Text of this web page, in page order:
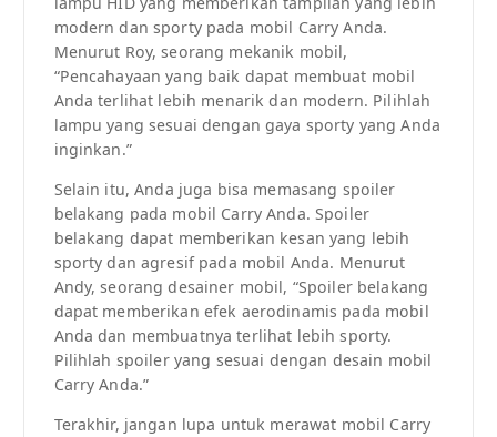
modern dan sporty pada mobil Carry Anda.
Menurut Roy, seorang mekanik mobil,
“Pencahayaan yang baik dapat membuat mobil
Anda terlihat lebih menarik dan modern. Pilihlah
lampu yang sesuai dengan gaya sporty yang Anda
inginkan.”
Selain itu, Anda juga bisa memasang spoiler
belakang pada mobil Carry Anda. Spoiler
belakang dapat memberikan kesan yang lebih
sporty dan agresif pada mobil Anda. Menurut
Andy, seorang desainer mobil, “Spoiler belakang
dapat memberikan efek aerodinamis pada mobil
Anda dan membuatnya terlihat lebih sporty.
Pilihlah spoiler yang sesuai dengan desain mobil
Carry Anda.”
Terakhir, jangan lupa untuk merawat mobil Carry